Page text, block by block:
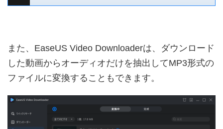
また、EaseUS Video Downloaderは、ダウンロード
した動画からオーディオだけを抽出してMP3形式の
ファイルに変換することもできます。